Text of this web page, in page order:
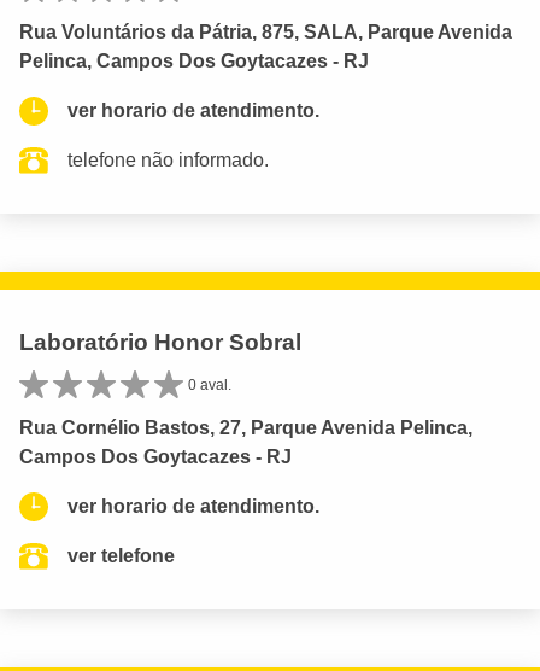
Rua Voluntários da Pátria, 875, SALA, Parque Avenida
Pelinca, Campos Dos Goytacazes - RJ
ver horario de atendimento.
telefone não informado.
Laboratório Honor Sobral
0 aval.
Rua Cornélio Bastos, 27, Parque Avenida Pelinca,
Campos Dos Goytacazes - RJ
ver horario de atendimento.
ver telefone